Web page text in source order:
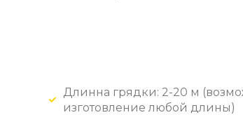
Длинна грядки: 2-20 м
изготовление любой длины)